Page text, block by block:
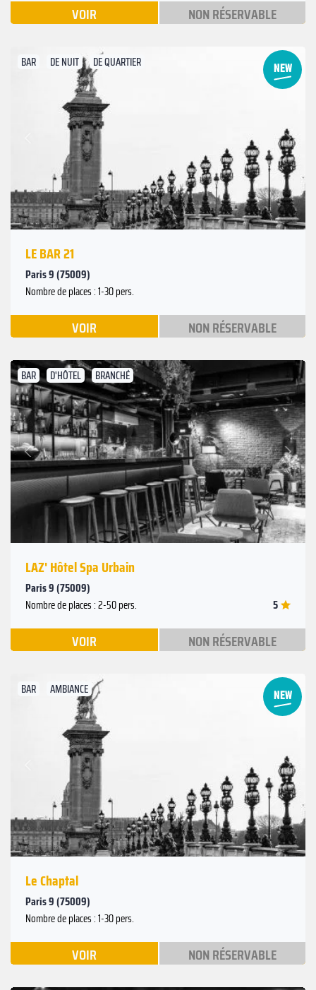
VOIR NON RÉSERVABLE
BAR DE NUIT DE QUARTIER
Suivant
LE BAR 21
Paris 9 (75009)
Nombre de places : 1-30 pers.
VOIR NON RÉSERVABLE
BAR D'HÔTEL BRANCHÉ
Précédent
Suivant
LAZ' Hôtel Spa Urbain
Paris 9 (75009)
Nombre de places : 2-50 pers. 5
VOIR NON RÉSERVABLE
BAR AMBIANCE
Suivant
Le Chaptal
Paris 9 (75009)
Nombre de places : 1-30 pers.
VOIR NON RÉSERVABLE